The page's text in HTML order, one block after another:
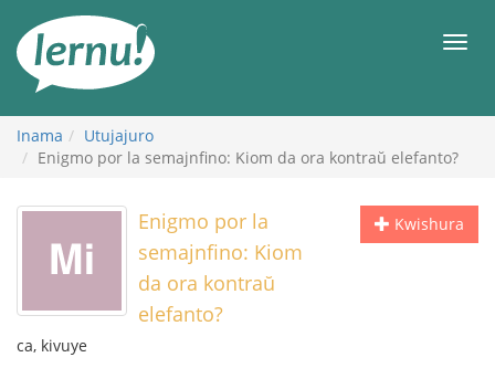
rupapuro
rw'ibirimwo
Inama
Utujajuro
Enigmo por la semajnfino: Kiom da ora kontraŭ elefanto?
Kwishura
Enigmo por la
semajnfino: Kiom
da ora kontraŭ
elefanto?
ca, kivuye